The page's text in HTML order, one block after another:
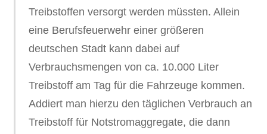
Treibstoffen versorgt werden müssten. Allein
eine Berufsfeuerwehr einer größeren
deutschen Stadt kann dabei auf
Verbrauchsmengen von ca. 10.000 Liter
Treibstoff am Tag für die Fahrzeuge kommen.
Addiert man hierzu den täglichen Verbrauch an
Treibstoff für Notstromaggregate, die dann